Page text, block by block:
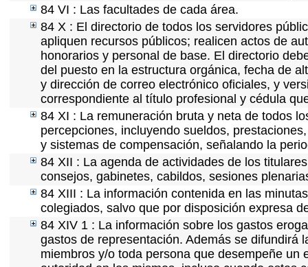
84 VI : Las facultades de cada área.
84 X : El directorio de todos los servidores
apliquen recursos públicos; realicen actos de
honorarios y personal de base. El directorio
del puesto en la estructura orgánica, fecha de
y dirección de correo electrónico oficiales, y
correspondiente al título profesional y cédula
84 XI : La remuneración bruta y neta de todos
percepciones, incluyendo sueldos,
y sistemas de compensación, señalando la
84 XII : La agenda de actividades de los
consejos, gabinetes, cabildos, sesiones
84 XIII : La información contenida en las
colegiados, salvo que por disposición expresa
84 XIV 1 : La información sobre los gastos
gastos de representación. Además se difundirá
miembros y/o toda persona que desempeñe